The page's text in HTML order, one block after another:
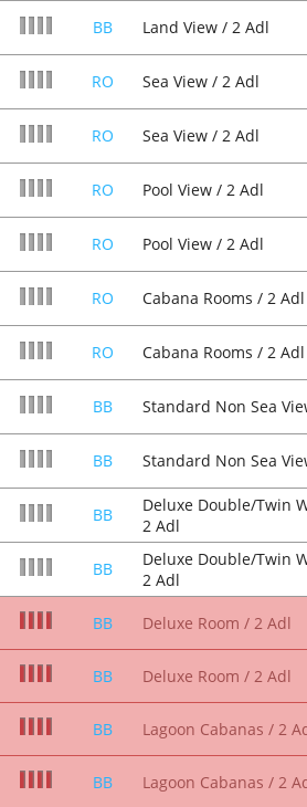
BB Land View / 2 Adl
RO Sea View / 2 Adl
RO Sea View / 2 Adl
RO Pool View / 2 Adl
RO Pool View / 2 Adl
RO Cabana Rooms / 2 Adl
RO Cabana Rooms / 2 Adl
BB Standard Non Sea
BB Standard Non Sea
BB
Deluxe Double/Twin
2 Adl
BB
Deluxe Double/Twin
2 Adl
BB Deluxe Room / 2 Adl
BB Deluxe Room / 2 Adl
BB Lagoon Cabanas / 2
BB Lagoon Cabanas / 2